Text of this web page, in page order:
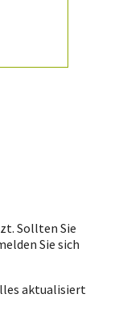
Sollten Sie
Sie sich
aktualisiert